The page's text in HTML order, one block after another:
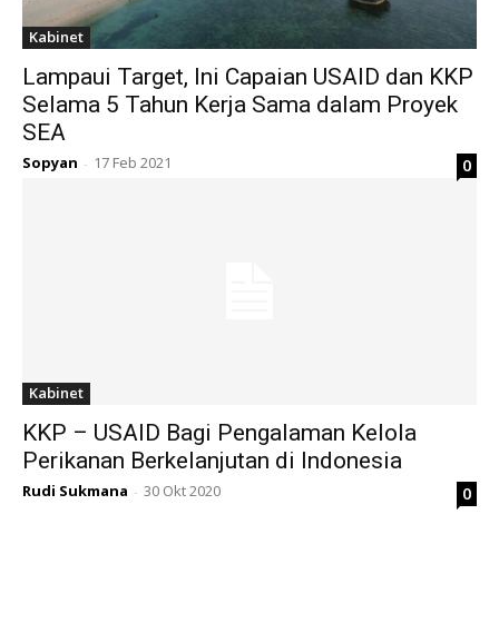
Kabinet
Lampaui Target, Ini Capaian USAID dan KKP
Selama 5 Tahun Kerja Sama dalam Proyek
SEA
Sopyan - 17 Feb 2021 0
Kabinet
KKP – USAID Bagi Pengalaman Kelola
Perikanan Berkelanjutan di Indonesia
Rudi Sukmana - 30 Okt 2020 0